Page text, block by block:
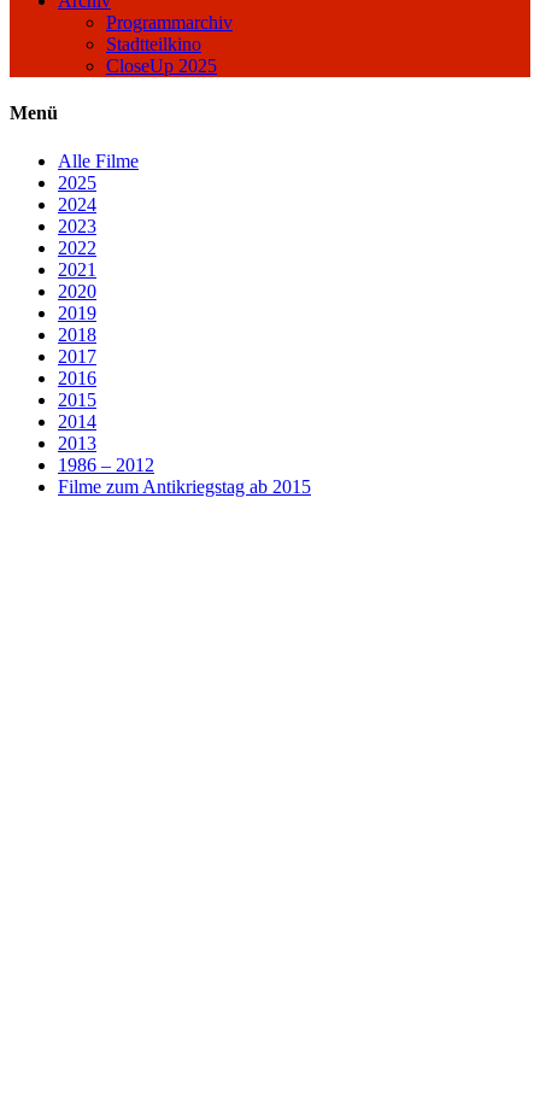
Programmarchiv
Stadtteilkino
CloseUp 2025
Menü
Alle Filme
2025
2024
2023
2022
2021
2020
2019
2018
2017
2016
2015
2014
2013
1986 – 2012
Filme zum Antikriegstag ab 2015